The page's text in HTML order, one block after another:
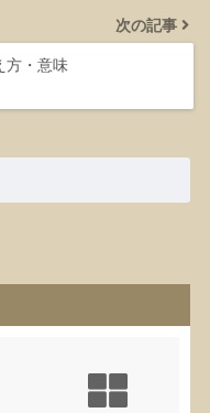
次の記事
方・意味